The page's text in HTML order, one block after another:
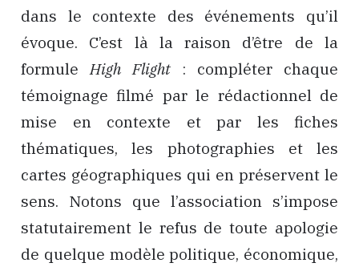
dans le contexte des événements qu’il
évoque. C’est là la raison d’être de la
formule High Flight : compléter chaque
témoignage filmé par le rédactionnel de
mise en contexte et par les fiches
thématiques, les photographies et les
cartes géographiques qui en préservent le
sens. Notons que l’association s’impose
statutairement le refus de toute apologie
de quelque modèle politique, économique,